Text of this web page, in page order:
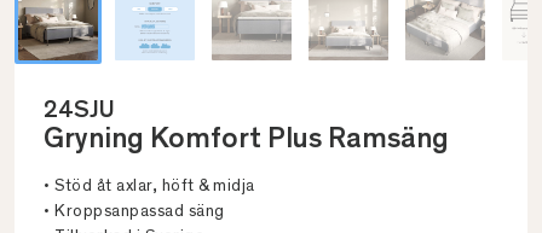
24SJU
Gryning Komfort Plus Ramsäng
• Stöd åt axlar, höft & midja
• Kroppsanpassad säng